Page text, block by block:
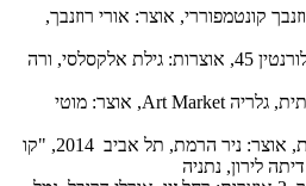
קונטמפוררי, אוצר: אורי רוזנבך,
2016, "מרחקים מתקרבים", פלורנטין 45, אוצרות: גילת אלקסלסי, ורה
Art Market, אוצר: מוטי
2014, "קו
לירון, נתניה